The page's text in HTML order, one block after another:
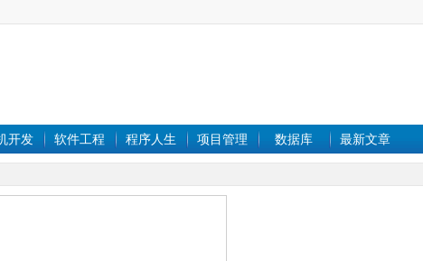
开发 软件工程 程序人生 项目管理 数据库 最新文章